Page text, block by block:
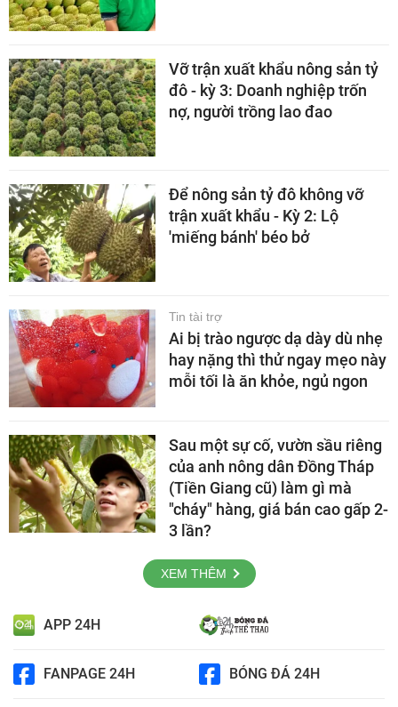
Vỡ trận xuất khẩu nông sản tỷ
đô - kỳ 3: Doanh nghiệp trốn
nợ, người trồng lao đao
Để nông sản tỷ đô không vỡ
trận xuất khẩu - Kỳ 2: Lộ
'miếng bánh' béo bở
Tin tài trợ
Ai bị trào ngược dạ dày dù nhẹ
hay nặng thì thử ngay mẹo này
mỗi tối là ăn khỏe, ngủ ngon
Sau một sự cố, vườn sầu riêng
của anh nông dân Đồng Tháp
(Tiền Giang cũ) làm gì mà
"cháy" hàng, giá bán cao gấp 2-
3 lần?
XEM THÊM
APP 24H
FANPAGE 24H BÓNG ĐÁ 24H